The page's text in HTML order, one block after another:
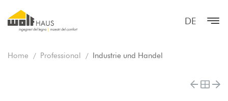
DE
Home Professional Industrie und Handel